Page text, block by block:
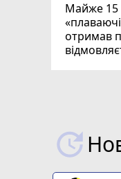
Майже 15
отримав